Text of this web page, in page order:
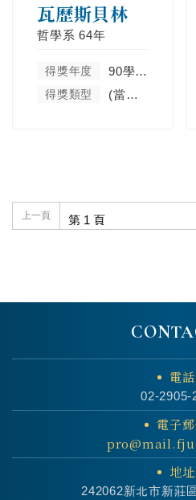
瓦歷斯貝林
哲學系 64年
得獎年度 90學年度
得獎類型 (當學年度未分類)
上一頁
電話
02-2905-
電子
地址
242062新北市新莊